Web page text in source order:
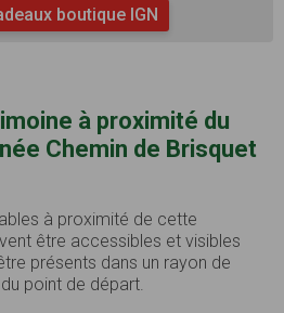
boutique IGN
à proximité du
Chemin de Brisquet
à proximité de cette
être accessibles et visibles
présents dans un rayon de
point de départ.